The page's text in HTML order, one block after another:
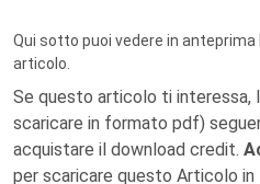
Qui sotto puoi vedere in
articolo.
Se questo articolo ti interessa,
scaricare in formato pdf)
acquistare il download credit.
per scaricare questo Articolo